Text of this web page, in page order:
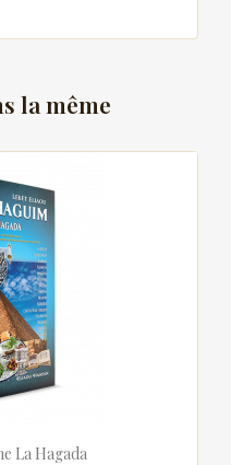
la même
La Hagada